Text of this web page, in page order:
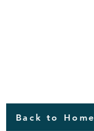
Back to Home